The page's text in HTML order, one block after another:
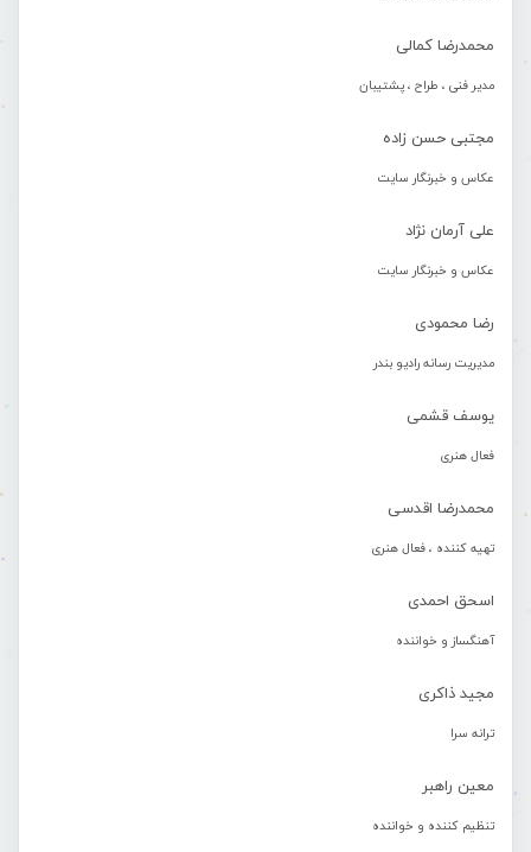
محمدرضا کمالی
مدیر فنی ، طراح ، پشتیبان
مجتبی حسن زاده
عکاس و خبرنگار سایت
علی آرمان نژاد
عکاس و خبرنگار سایت
رضا محمودی
مدیریت رسانه رادیو بندر
یوسف قشمی
فعال هنری
محمدرضا اقدسی
تهیه کننده ، فعال هنری
اسحق احمدی
آهنگساز و خواننده
مجید ذاکری
ترانه سرا
معین راهبر
تنظیم کننده و خواننده